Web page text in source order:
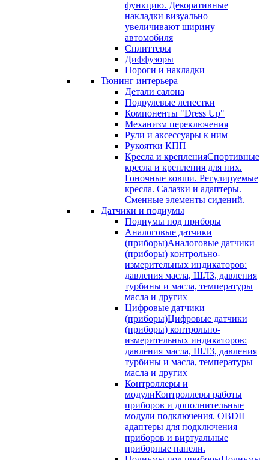
функцию. Декоративные
накладки визуально
увеличивают ширину
автомобиля
Сплиттеры
Диффузоры
Пороги и накладки
Тюнинг интерьера
Детали салона
Подрулевые лепестки
Компоненты "Dress Up"
Механизм переключения
Рули и аксессуары к ним
Рукоятки КПП
Кресла и крепленияСпортивные
кресла и крепления для них.
Гоночные ковши. Регулируемые
кресла. Салазки и адаптеры.
Сменные элементы сидений.
Датчики и подиумы
Подиумы под приборы
Аналоговые датчики
(приборы)Аналоговые датчики
(приборы) контрольно-
измерительных индикаторов:
давления масла, ШЛЗ, давления
турбины и масла, температуры
масла и других
Цифровые датчики
(приборы)Цифровые датчики
(приборы) контрольно-
измерительных индикаторов:
давления масла, ШЛЗ, давления
турбины и масла, температуры
масла и других
Контроллеры и
модулиКонтроллеры работы
приборов и дополнительные
модули подключения. OBDII
адаптеры для подключения
приборов и виртуальные
приборные панели.